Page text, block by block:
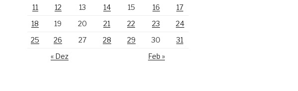
11
12 13 14 15 16
17
18
19 20 21 22 23
24
25
26 27 28 29 30
31
« Dez
Feb »